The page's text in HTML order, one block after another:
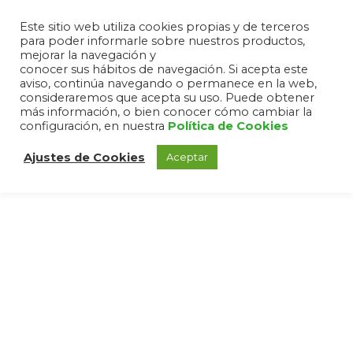
Este sitio web utiliza cookies propias y de terceros
para poder informarle sobre nuestros productos,
mejorar la navegación y
conocer sus hábitos de navegación. Si acepta este
aviso, continúa navegando o permanece en la web,
consideraremos que acepta su uso. Puede obtener
más información, o bien conocer cómo cambiar la
configuración, en nuestra Política de Cookies
Ajustes de Cookies Aceptar